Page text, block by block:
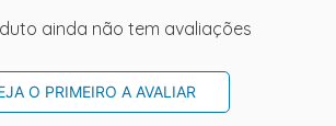
ainda não tem avaliações
O PRIMEIRO A AVALIAR